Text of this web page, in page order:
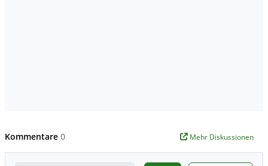
Kommentare 0 Mehr Diskussionen